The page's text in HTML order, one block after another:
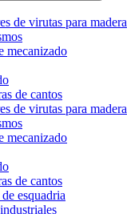
de virutas para madera
mecanizado
de cantos
de virutas para madera
mecanizado
de cantos
esquadria